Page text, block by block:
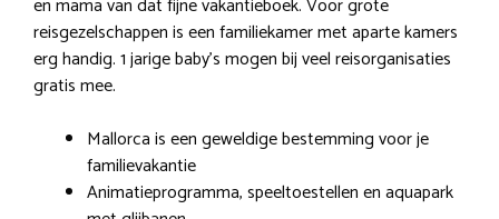
en mama van dat fijne vakantieboek. Voor grote
reisgezelschappen is een familiekamer met aparte kamers
erg handig. 1 jarige baby’s mogen bij veel reisorganisaties
gratis mee.
Mallorca is een geweldige bestemming voor je
familievakantie
Animatieprogramma, speeltoestellen en aquapark